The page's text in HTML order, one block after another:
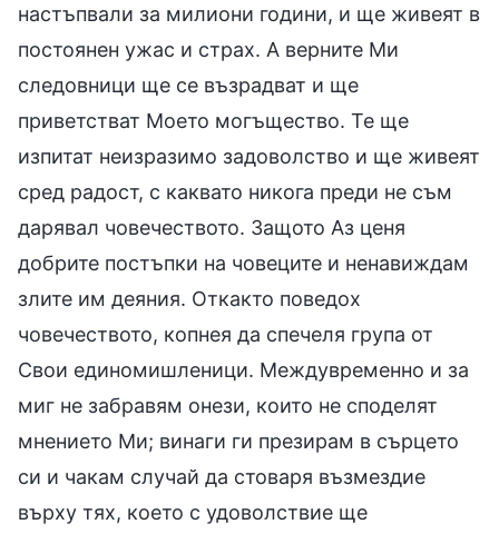
настъпвали за милиони години, и ще живеят в
постоянен ужас и страх. А верните Ми
следовници ще се възрадват и ще
приветстват Моето могъщество. Те ще
изпитат неизразимо задоволство и ще живеят
сред радост, с каквато никога преди не съм
дарявал човечеството. Защото Аз ценя
добрите постъпки на човеците и ненавиждам
злите им деяния. Откакто поведох
човечеството, копнея да спечеля група от
Свои единомишленици. Междувременно и за
миг не забравям онези, които не споделят
мнението Ми; винаги ги презирам в сърцето
си и чакам случай да стоваря възмездие
върху тях, което с удоволствие ще